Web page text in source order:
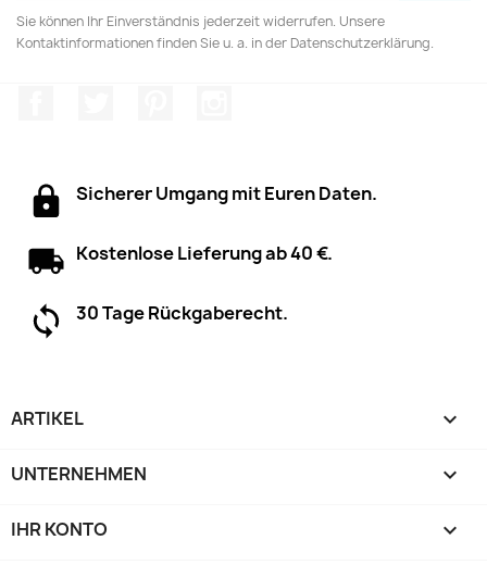
Sie können Ihr Einverständnis jederzeit widerrufen. Unsere
Kontaktinformationen finden Sie u. a. in der Datenschutzerklärung.
Sicherer Umgang mit Euren Daten.
Kostenlose Lieferung ab 40 €.
30 Tage Rückgaberecht.
ARTIKEL 
UNTERNEHMEN 
IHR KONTO 